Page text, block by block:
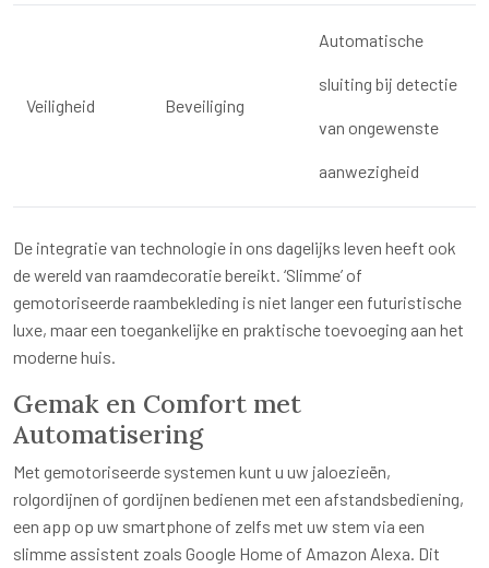
Veiligheid Beveiliging
Automatische
sluiting bij detectie
van ongewenste
aanwezigheid
De integratie van technologie in ons dagelijks leven heeft ook
de wereld van raamdecoratie bereikt. ‘Slimme’ of
gemotoriseerde raambekleding is niet langer een futuristische
luxe, maar een toegankelijke en praktische toevoeging aan het
moderne huis.
Gemak en Comfort met
Automatisering
Met gemotoriseerde systemen kunt u uw jaloezieën,
rolgordijnen of gordijnen bedienen met een afstandsbediening,
een app op uw smartphone of zelfs met uw stem via een
slimme assistent zoals Google Home of Amazon Alexa. Dit